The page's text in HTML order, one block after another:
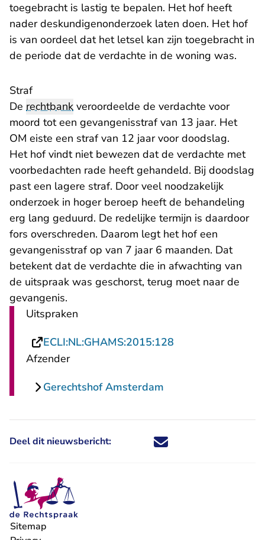
toegebracht is lastig te bepalen. Het hof heeft
nader deskundigenonderzoek laten doen. Het hof
is van oordeel dat het letsel kan zijn toegebracht in
de periode dat de verdachte in de woning was.
Straf
De rechtbank veroordeelde de verdachte voor
moord tot een gevangenisstraf van 13 jaar. Het
OM eiste een straf van 12 jaar voor doodslag.
Het hof vindt niet bewezen dat de verdachte met
voorbedachten rade heeft gehandeld. Bij doodslag
past een lagere straf. Door veel noodzakelijk
onderzoek in hoger beroep heeft de behandeling
erg lang geduurd. De redelijke termijn is daardoor
fors overschreden. Daarom legt het hof een
gevangenisstraf op van 7 jaar 6 maanden. Dat
betekent dat de verdachte die in afwachting van
de uitspraak was geschorst, terug moet naar de
gevangenis.
Uitspraken
ECLI:NL:GHAMS:2015:128
Afzender
Gerechtshof Amsterdam
Deel dit nieuwsbericht: Deel dit nieuwsbericht via X -
Deel dit nieuwsbericht via
Deel dit nieuwsbericht
Deel dit
Sitemap